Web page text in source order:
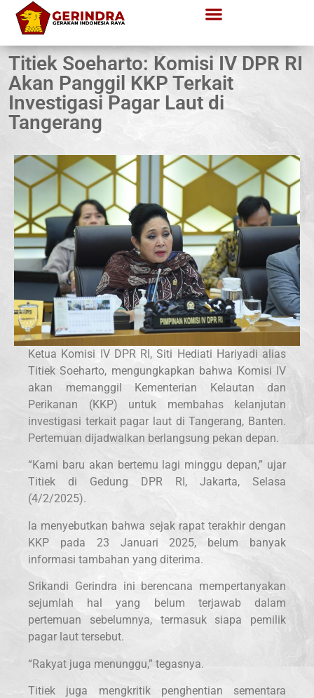
Titiek Soeharto: Komisi IV DPR RI
Akan Panggil KKP Terkait
Investigasi Pagar Laut di
Tangerang
Ketua Komisi IV DPR RI, Siti Hediati Hariyadi alias
Titiek Soeharto, mengungkapkan bahwa Komisi IV
akan memanggil Kementerian Kelautan dan
Perikanan (KKP) untuk membahas kelanjutan
investigasi terkait pagar laut di Tangerang, Banten.
Pertemuan dijadwalkan berlangsung pekan depan.
“Kami baru akan bertemu lagi minggu depan,” ujar
Titiek di Gedung DPR RI, Jakarta, Selasa
(4/2/2025).
Ia menyebutkan bahwa sejak rapat terakhir dengan
KKP pada 23 Januari 2025, belum banyak
informasi tambahan yang diterima.
Srikandi Gerindra ini berencana mempertanyakan
sejumlah hal yang belum terjawab dalam
pertemuan sebelumnya, termasuk siapa pemilik
pagar laut tersebut.
“Rakyat juga menunggu,” tegasnya.
Titiek juga mengkritik penghentian sementara